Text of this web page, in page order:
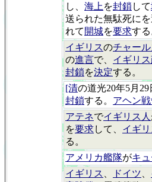
し、 海上 を封鎖 して
送られた無駄死に
れて 開城を要求する
イギリスのチャー
の進言で、 イギリ
封鎖を決定する。
[清の道光20年5月
封鎖する。 アヘン
アテネでイギリス人
を要求して、 イギリ
る。
アメリカ艦隊がキ
イギリス
ドイツ